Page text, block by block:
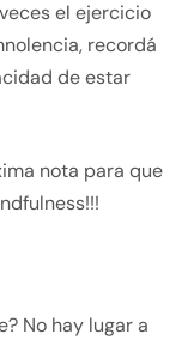
el ejercicio
recordá
de estar
nota para que
No hay lugar a